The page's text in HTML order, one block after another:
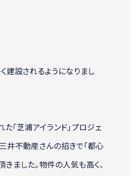
建設されるようになりまし
「芝浦アイランド」プロジェ
井不動産さんの招きで「都心
ました。物件の人気も高く、